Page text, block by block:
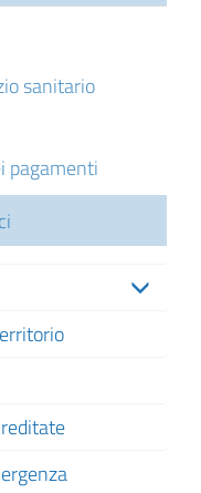
sanitario
pagamenti